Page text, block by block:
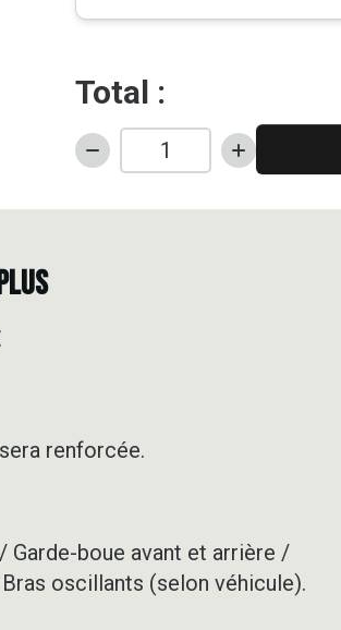
Total :
quantité
Kit
2DR2
renforcée.
Garde-boue avant et arrière /
oscillants (selon véhicule).